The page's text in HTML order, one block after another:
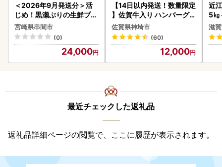
＜2026年9月発送分＞活
じめ！黒瀬ぶりの生鮮ブリ
ロイン2節（1.0kg前後）_
K001-012-2609
宮崎県串間市
(0)
24,000
【14日以内発送！数量限定
】佐賀牛入り ハンバーグ 2
2個 2.6kg(120g×22個)(H
083106)
佐賀県神埼市
(60)
12,000
近
5㎏
菜
滋
最近チェックした返礼品
返礼品詳細ページの閲覧で、ここに履歴が表示されます。